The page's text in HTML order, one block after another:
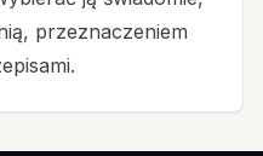
przeznaczeniem